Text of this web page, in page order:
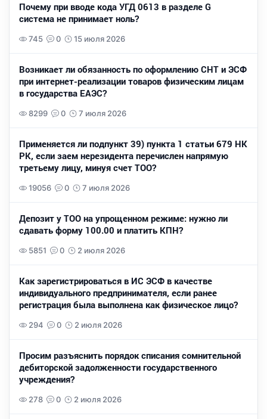
Почему при вводе кода УГД 0613 в разделе G
система не принимает ноль?
745 0 15 июля 2026
Возникает ли обязанность по оформлению СНТ и ЭСФ
при интернет-реализации товаров физическим лицам
в государства ЕАЭС?
8299 0 7 июля 2026
Применяется ли подпункт 39) пункта 1 статьи 679 НК
РК, если заем нерезидента перечислен напрямую
третьему лицу, минуя счет ТОО?
19056 0 7 июля 2026
Депозит у ТОО на упрощенном режиме: нужно ли
сдавать форму 100.00 и платить КПН?
5851 0 2 июля 2026
Как зарегистрироваться в ИС ЭСФ в качестве
индивидуального предпринимателя, если ранее
регистрация была выполнена как физическое лицо?
294 0 2 июля 2026
Просим разъяснить порядок списания сомнительной
дебиторской задолженности государственного
учреждения?
278 0 2 июля 2026